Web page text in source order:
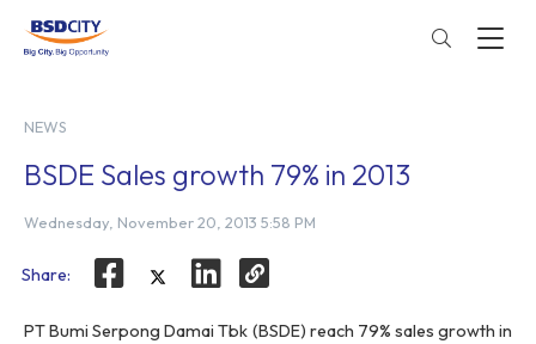
NEWS
BSDE Sales growth 79% in 2013
Wednesday, November 20, 2013 5:58 PM
Share:
PT Bumi Serpong Damai Tbk (BSDE) reach 79% sales growth in